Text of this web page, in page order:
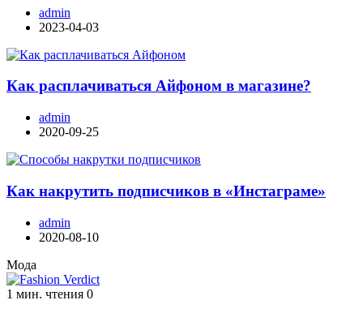
admin
2023-04-03
Как расплачиваться Айфоном в магазине?
admin
2020-09-25
Как накрутить подписчиков в «Инстаграме»
admin
2020-08-10
Мода
1 мин. чтения 0